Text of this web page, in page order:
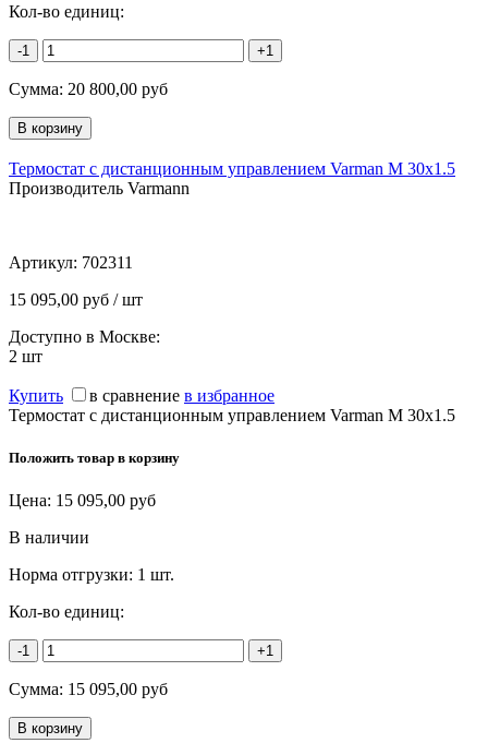
Кол-во единиц:
-1 +1
Сумма: 20 800,00 руб
Термостат с дистанционным управлением Varman M 30x1.5
Производитель Varmann
Артикул: 702311
15 095,00 руб / шт
Доступно в Москве:
2 шт
Купить в сравнение в избранное
Термостат с дистанционным управлением Varman M 30x1.5
Положить товар в корзину
Цена: 15 095,00 руб
В наличии
Норма отгрузки: 1 шт.
Кол-во единиц:
-1 +1
Сумма: 15 095,00 руб